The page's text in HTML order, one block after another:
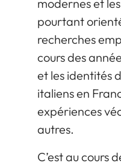
modernes et
pourtant
recherches
cours des
et les identités
italiens en
expériences
autres.
C’est au cours